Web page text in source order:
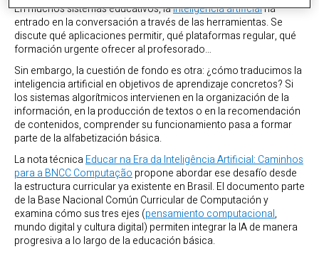
En muchos sistemas educativos, lainteligencia artificialha
entrado en la conversación a través de las herramientas. Se
discute qué aplicaciones permitir, qué plataformas regular, qué
formación urgente ofrecer al profesorado…
Sin embargo, la cuestión de fondo es otra: ¿cómo traducimos la
inteligencia artificial en objetivos de aprendizaje concretos? Si
los sistemas algorítmicos intervienen en la organización de la
información, en la producción de textos o en la recomendación
de contenidos, comprender su funcionamiento pasa a formar
parte de la alfabetización básica.
La nota técnica Educar na Era da Inteligência Artificial: Caminhos
para a BNCC Computação propone abordar ese desafío desde
la estructura curricular ya existente en Brasil. El documento parte
de la Base Nacional Común Curricular de Computación y
examina cómo sus tres ejes (pensamiento computacional,
mundo digital y cultura digital) permiten integrar la IA de manera
progresiva a lo largo de la educación básica.